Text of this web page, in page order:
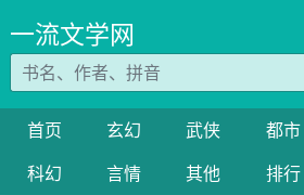
一流文学网
首页 玄幻 武侠 都市
科幻
言情 其他 排行